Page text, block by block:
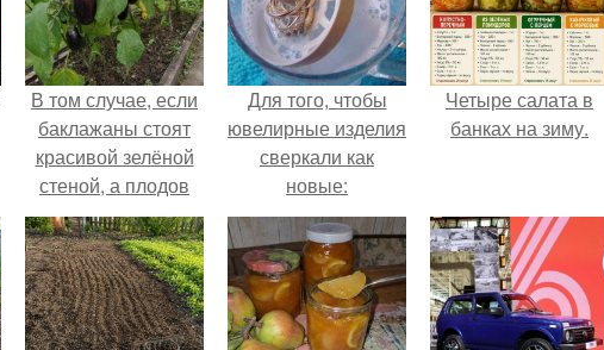
В том случае, если
баклажаны стоят
красивой зелёной
стеной, а плодов
почти не видно -
радоваться тут
нечему.
Для того, чтобы
ювелирные изделия
сверкали как
новые:
Четыре салата в
банках на зиму.